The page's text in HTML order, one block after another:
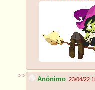
>> Anónimo 23/04/22